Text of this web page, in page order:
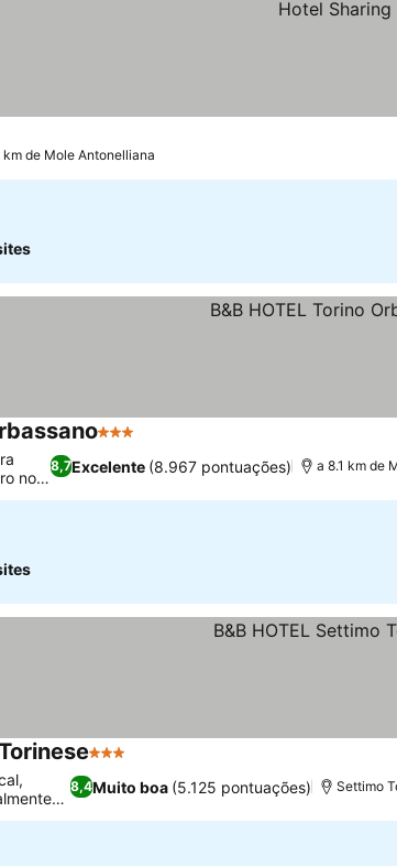
km de Mole Antonelliana
3 Estrelas
8,7Excelente (8.967 pontuações)
no
a 8.1 km de
3 Estrelas
8,4Muito boa (5.125 pontuações) Settimo